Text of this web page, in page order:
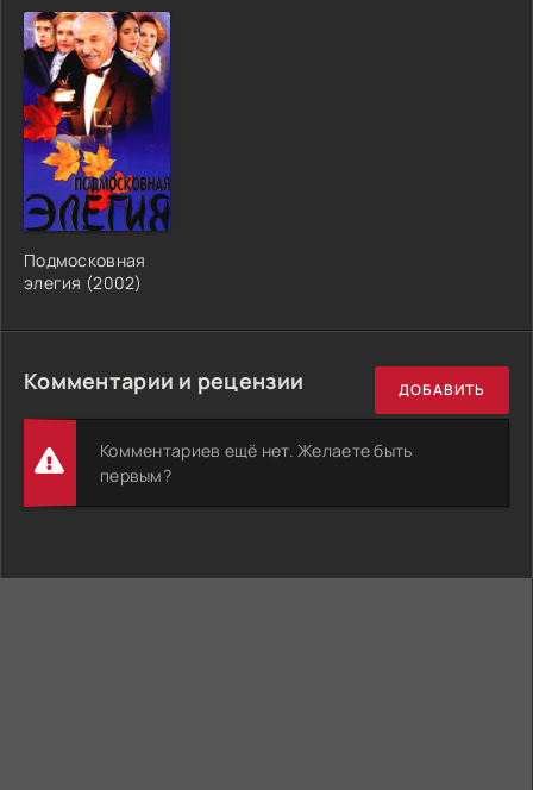
Подмосковная
элегия (2002)
Комментарии и рецензии ДОБАВИТЬ
Комментариев ещё нет. Желаете быть
первым?